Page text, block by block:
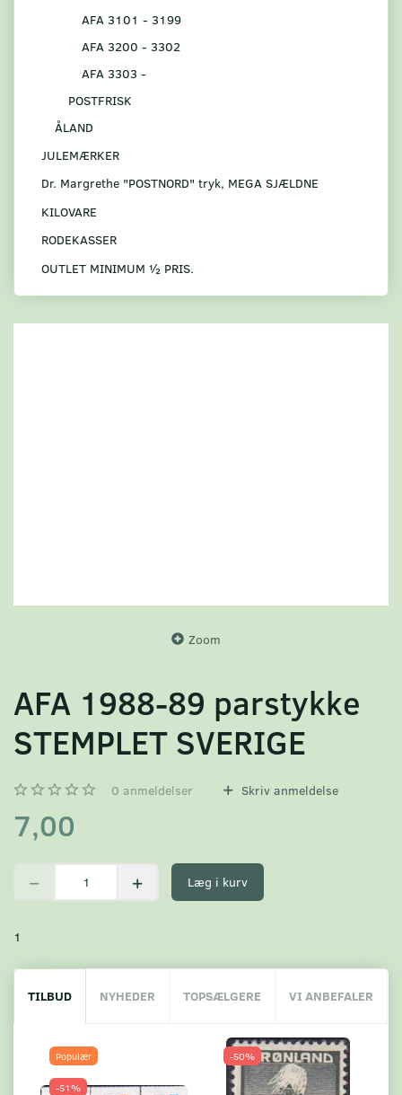
AFA 3101 - 3199
AFA 3200 - 3302
AFA 3303 -
POSTFRISK
ÅLAND
JULEMÆRKER
Dr. Margrethe "POSTNORD" tryk, MEGA SJÆLDNE
KILOVARE
RODEKASSER
OUTLET MINIMUM ½ PRIS.
Zoom
AFA 1988-89 parstykke
STEMPLET SVERIGE
0 anmeldelser Skriv anmeldelse
7,00
Læg i kurv
1
TILBUD NYHEDER TOPSÆLGERE VI ANBEFALER
Populær
-51%
-50%